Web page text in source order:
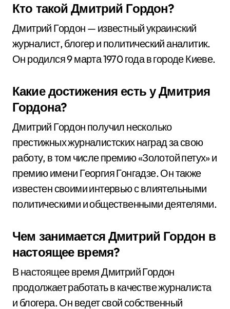
Кто такой Дмитрий Гордон?
Дмитрий Гордон — известный украинский
журналист, блогер и политический аналитик.
Он родился 9 марта 1970 года в городе Киеве.
Какие достижения есть у Дмитрия
Гордона?
Дмитрий Гордон получил несколько
престижных журналистских наград за свою
работу, в том числе премию «Золотой петух» и
премию имени Георгия Гонгадзе. Он также
известен своими интервью с влиятельными
политическими и общественными деятелями.
Чем занимается Дмитрий Гордон в
настоящее время?
В настоящее время Дмитрий Гордон
продолжает работать в качестве журналиста
и блогера. Он ведет свой собственный